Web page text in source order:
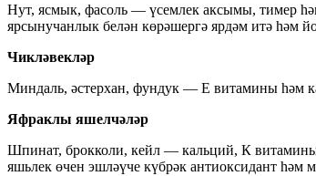
Нут, ясмык, фасоль — үсемлек аксымы, тимер
ярсынучанлык белән көрәшергә ярдәм итә һәм
Чикләвекләр
Миндаль, әстерхан, фундук — Е витамины һәм
Яфраклы яшелчәләр
Шпинат, брокколи, кейл — кальций, К витамины
яшьлек өчен эшләүче күбрәк антиоксидант һәм